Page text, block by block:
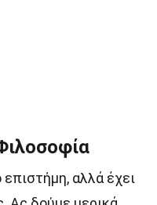
επιστήμη, αλλά έχει